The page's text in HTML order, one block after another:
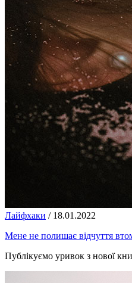
Лайфхаки / 18.01.2022
Мене не полишає відчуття
Публікуємо уривок з нової